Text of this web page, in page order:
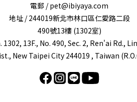
電郵 / pet@ibiyaya.com
地址 / 244019新北市林口區仁愛路二段
490號13樓 (1302室)
1302, 13F., No. 490, Sec. 2, Ren'ai Rd.,
New Taipei City 244019 , Taiwan